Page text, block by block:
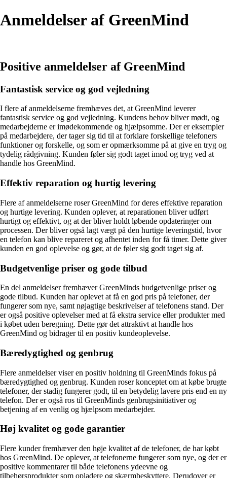
Anmeldelser af GreenMind
Positive anmeldelser af GreenMind
Fantastisk service og god vejledning
I flere af anmeldelserne fremhæves det, at GreenMind leverer
fantastisk service og god vejledning. Kundens behov bliver mødt, og
medarbejderne er imødekommende og hjælpsomme. Der er eksempler
på medarbejdere, der tager sig tid til at forklare forskellige telefoners
funktioner og forskelle, og som er opmærksomme på at give en tryg og
tydelig rådgivning. Kunden føler sig godt taget imod og tryg ved at
handle hos GreenMind.
Effektiv reparation og hurtig levering
Flere af anmeldelserne roser GreenMind for deres effektive reparation
og hurtige levering. Kunden oplever, at reparationen bliver udført
hurtigt og effektivt, og at der bliver holdt løbende opdateringer om
processen. Der bliver også lagt vægt på den hurtige leveringstid, hvor
en telefon kan blive repareret og afhentet inden for få timer. Dette giver
kunden en god oplevelse og gør, at de føler sig godt taget sig af.
Budgetvenlige priser og gode tilbud
En del anmeldelser fremhæver GreenMinds budgetvenlige priser og
gode tilbud. Kunden har oplevet at få en god pris på telefoner, der
fungerer som nye, samt nøjagtige beskrivelser af telefonens stand. Der
er også positive oplevelser med at få ekstra service eller produkter med
i købet uden beregning. Dette gør det attraktivt at handle hos
GreenMind og bidrager til en positiv kundeoplevelse.
Bæredygtighed og genbrug
Flere anmeldelser viser en positiv holdning til GreenMinds fokus på
bæredygtighed og genbrug. Kunden roser konceptet om at købe brugte
telefoner, der stadig fungerer godt, til en betydelig lavere pris end en ny
telefon. Der er også ros til GreenMinds genbrugsinitiativer og
betjening af en venlig og hjælpsom medarbejder.
Høj kvalitet og gode garantier
Flere kunder fremhæver den høje kvalitet af de telefoner, de har købt
hos GreenMind. De oplever, at telefonerne fungerer som nye, og der er
positive kommentarer til både telefonens ydeevne og
tilbehørsprodukter som opladere og skærmbeskyttere. Derudover er